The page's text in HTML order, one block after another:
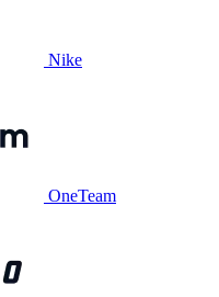
Nike
OneTeam